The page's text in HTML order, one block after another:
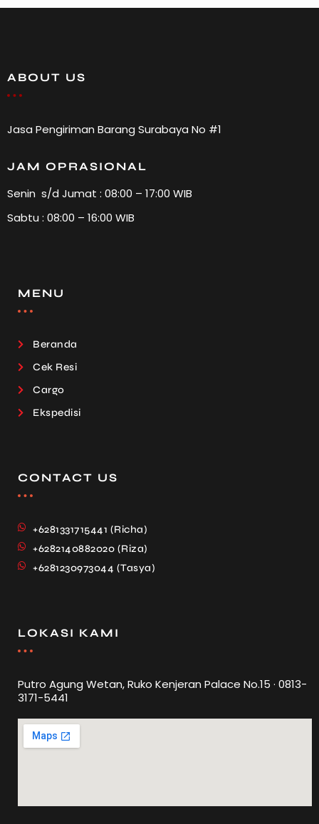
ABOUT US
Jasa Pengiriman Barang Surabaya No #1
JAM OPRASIONAL
Senin s/d Jumat : 08:00 – 17:00 WIB
Sabtu : 08:00 – 16:00 WIB
MENU
Beranda
Cek Resi
Cargo
Ekspedisi
CONTACT US
+6281331715441 (Richa)
+6282140882020 (Riza)
+6281230973044 (Tasya)
LOKASI KAMI
Putro Agung Wetan, Ruko Kenjeran Palace No.15 · 0813-
3171-5441